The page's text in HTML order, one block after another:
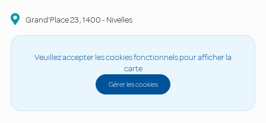
Grand'Place23,1400-Nivelles
Veuillez accepter les cookies fonctionnels pour afficher la
carte
Gérer les cookies